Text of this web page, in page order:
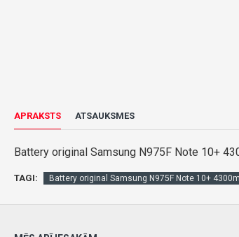
APRAKSTS ATSAUKSMES
Battery original Samsung N975F Note 10+
TAGI: Battery original Samsung N975F Note 10+